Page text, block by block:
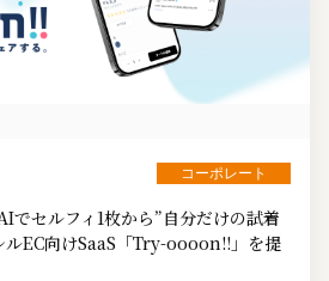
コーポレート
でセルフィ1枚から”自分だけの試着
ルEC向けSaaS「Try-oooon!!」を提